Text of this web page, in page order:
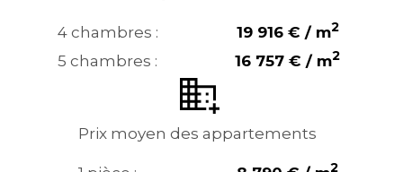
4 chambres : 19 916 € / m2
5 chambres : 16 757 € / m2
Prix moyen des appartements
2